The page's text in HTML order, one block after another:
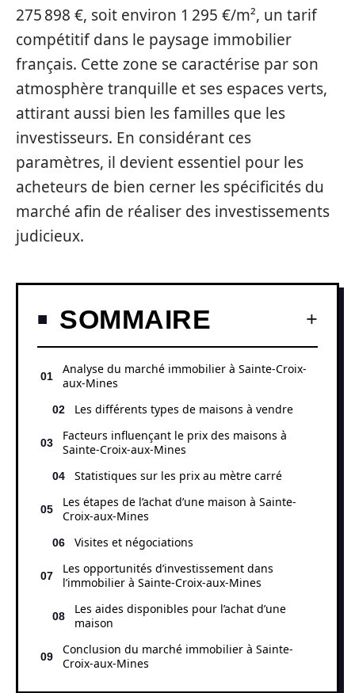
275 898 €, soit environ 1 295 €/m², un tarif
compétitif dans le paysage immobilier
français. Cette zone se caractérise par son
atmosphère tranquille et ses espaces verts,
attirant aussi bien les familles que les
investisseurs. En considérant ces
paramètres, il devient essentiel pour les
acheteurs de bien cerner les spécificités du
marché afin de réaliser des investissements
judicieux.
SOMMAIRE
Analyse du marché immobilier à Sainte-Croix-
aux-Mines
Les différents types de maisons à vendre
Facteurs influençant le prix des maisons à
Sainte-Croix-aux-Mines
Statistiques sur les prix au mètre carré
Les étapes de l’achat d’une maison à Sainte-
Croix-aux-Mines
Visites et négociations
Les opportunités d’investissement dans
l’immobilier à Sainte-Croix-aux-Mines
Les aides disponibles pour l’achat d’une
maison
Conclusion du marché immobilier à Sainte-
Croix-aux-Mines